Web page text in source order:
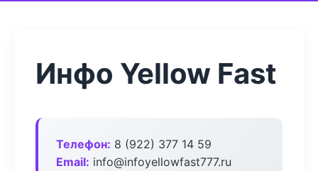
Инфо Yellow Fast
Телефон: 8 (922) 377 14 59
Email: info@infoyellowfast777.ru